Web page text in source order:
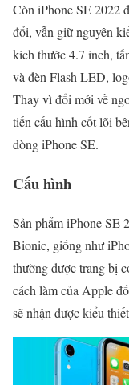
Còn iPhone SE 2022
đổi, vẫn giữ nguyên
kích thước 4.7 inch,
và đèn Flash LED,
Thay vì đổi mới về
tiến cấu hình cốt lõi
dòng iPhone SE.
Cấu hình
Sản phẩm iPhone SE
Bionic, giống như
thường được trang bị
cách làm của Apple
sẽ nhận được kiểu